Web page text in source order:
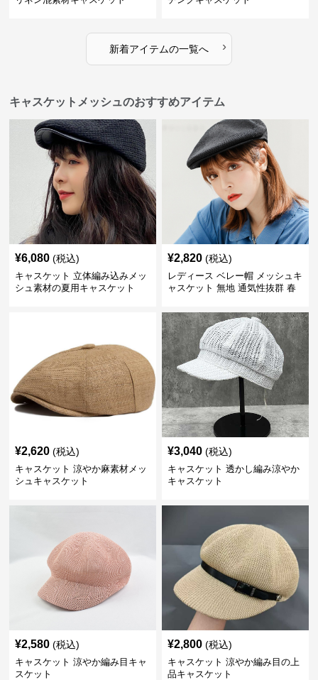
新着アイテムの一覧へ ›
キャスケットメッシュのおすすめアイテム
¥6,080 (税込)
キャスケット 立体編み込みメッ
シュ素材の夏用キャスケット
¥2,820 (税込)
レディース ベレー帽 メッシュキ
ャスケット 無地 通気性抜群 春
¥2,620 (税込)
キャスケット 涼やか麻素材メッ
シュキャスケット
¥3,040 (税込)
キャスケット 透かし編み涼やか
キャスケット
¥2,580 (税込)
キャスケット 涼やか編み目キャ
スケット
¥2,800 (税込)
キャスケット 涼やか編み目の上
品キャスケット